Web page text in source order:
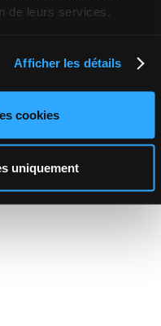
de leurs services.
Afficher les détails
cookies
uniquement